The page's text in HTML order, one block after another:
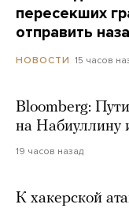
пересекших
отправить
НОВОСТИ 15 часов
Bloomberg:
на Набиуллину
19 часов назад
К хакерской